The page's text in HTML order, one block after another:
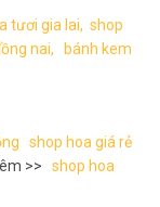
tươi gia lai, shop
nai,
bánh kem
shop hoa giá rẻ
>> shop hoa